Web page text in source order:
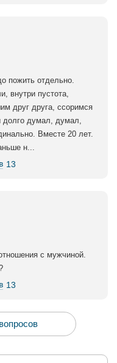
пожить отдельно.
внутри пустота,
друг друга, ссоримся
долго думал, думал,
Вместе 20 лет.
н...
13
с мужчиной.
13